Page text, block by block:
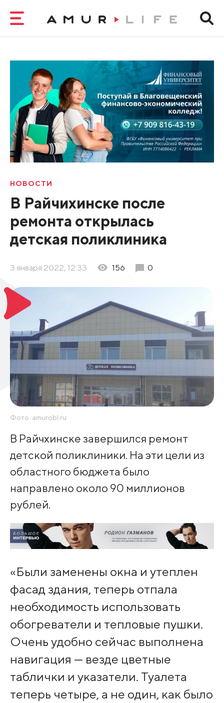
НОВОСТИ
В Райчихинске после
ремонта открылась
детская поликлиника
3 января 2022, 12:33 156 0
Фото: amurobl.ru
В Райчхинске завершился ремонт
детской поликлиники. На эти цели из
областного бюджета было
направлено около 90 миллионов
рублей.
«Были заменены окна и утеплен
фасад здания, теперь отпала
необходимость использовать
обогреватели и тепловые пушки.
Очень удобно сейчас выполнена
навигация — везде цветные
таблички и указатели. Туалета
теперь четыре, а не один, как было